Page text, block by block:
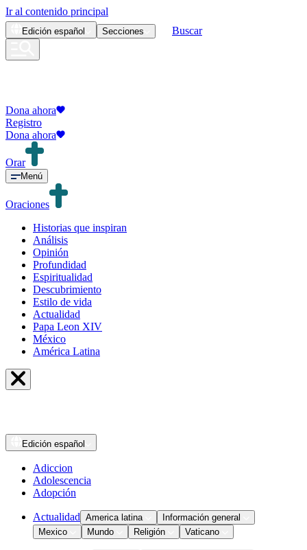
Ir al contenido principal
Edición español Secciones Buscar
Dona ahora
Registro
Dona ahora
Orar
Menú
Oraciones
Historias que inspiran
Análisis
Opinión
Profundidad
Espiritualidad
Descubrimiento
Estilo de vida
Actualidad
Papa Leon XIV
México
América Latina
Edición español
Adiccion
Adolescencia
Adopción
Actualidad America latina
Información general
Mexico
Mundo Religión Vaticano